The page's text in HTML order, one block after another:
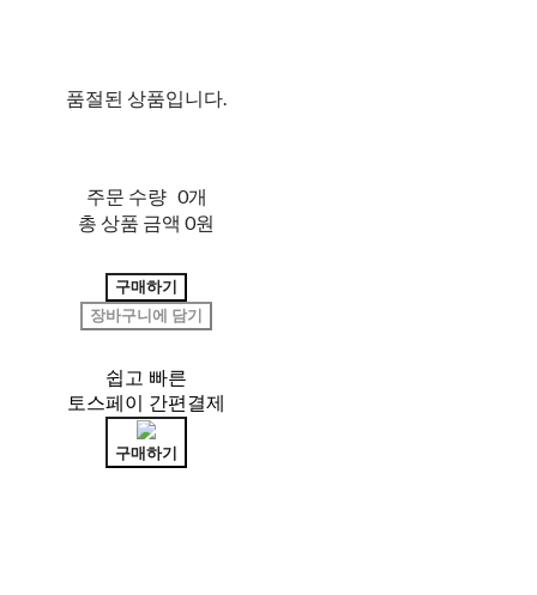
품절된 상품입니다.
주문 수량 0개
총 상품 금액 0원
구매하기
장바구니에 담기
쉽고 빠른
토스페이 간편결제
구매하기